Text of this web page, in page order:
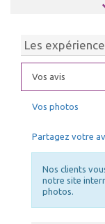
NETTOYANT
39.00 €
43.00 €
Ajout
Les
Vos avis
Vos photos
Partagez votre
Nos clients
notre site
photos.